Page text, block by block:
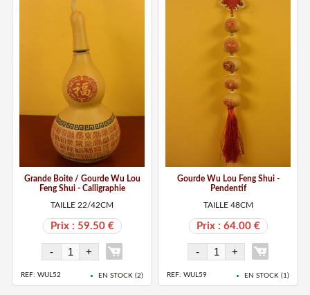
Grande Boite / Gourde Wu Lou
Feng Shui - Calligraphie
TAILLE 22/42CM
Prix : 59.50 €
REF: WUL52 EN STOCK (2)
Gourde Wu Lou Feng Shui -
Pendentif
TAILLE 48CM
Prix : 64.00 €
REF: WUL59 EN STOCK ( 1)